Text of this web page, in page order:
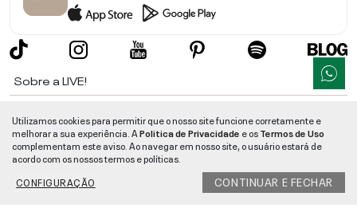
Sobre a LIVE!
Informações
Utilizamos cookies para permitir que o nosso site funcione corretamente e
melhorar a sua experiência. APolitica de Privacidade e osTermos de Uso
complementam este aviso. Ao navegar em nosso site, o usuário estará de
acordo com os nossos termos e políticas.
CONFIGURAÇÃO
CONTINUAR E FECHAR